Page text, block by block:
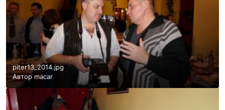
piter13_2014.jpg
Автор macar